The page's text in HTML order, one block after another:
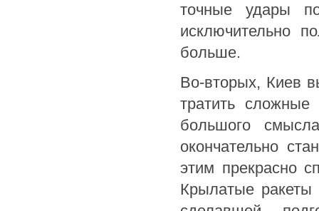
точные удары
исключительно
больше.
Во-вторых, Киев
тратить
большого
окончательно
этим прекрасно
Крылатые ракеты